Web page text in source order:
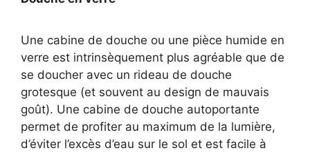
Une cabine de douche ou une pièce humide en
verre est intrinsèquement plus agréable que de
se doucher avec un rideau de douche
grotesque (et souvent au design de mauvais
goût). Une cabine de douche autoportante
permet de profiter au maximum de la lumière,
d’éviter l’excès d’eau sur le sol et est facile à